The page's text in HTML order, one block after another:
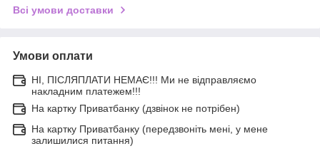
Всі умови доставки
Умови оплати
НІ, ПІСЛЯПЛАТИ НЕМАЄ!!! Ми не відправляємо
накладним платежем!!!
На картку Приватбанку (дзвінок не потрібен)
На картку Приватбанку (передзвоніть мені, у мене
залишилися питання)